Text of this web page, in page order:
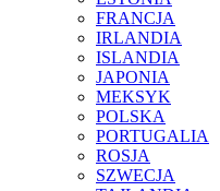
FRANCJA
IRLANDIA
ISLANDIA
JAPONIA
MEKSYK
POLSKA
PORTUGALIA
ROSJA
SZWECJA